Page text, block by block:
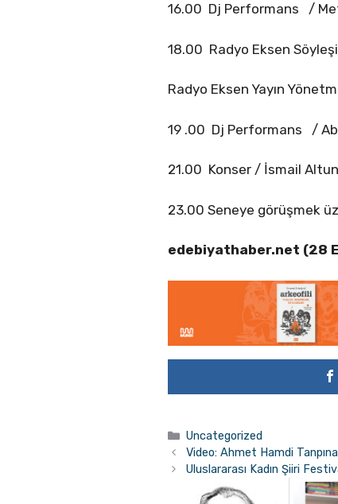
16.00 Dj Performans /
18.00 Radyo Eksen
Radyo Eksen Yayın
19 .00 Dj Performans /
21.00 Konser / İsmail
23.00 Seneye görüşmek
edebiyathaber.net (28
Kategoriler
Uncategorized
Video: Ahmet Hamdi
Uluslararası Kadın Şiiri